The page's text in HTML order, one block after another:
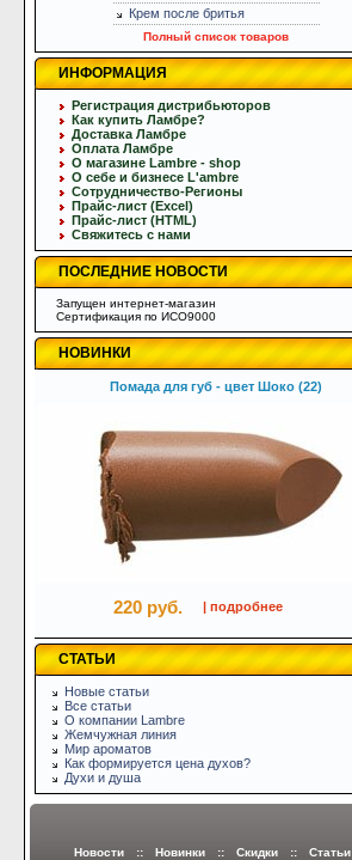
Крем после бритья
Полный список товаров
ИНФОРМАЦИЯ
Регистрация дистрибьюторов
Как купить Ламбре?
Доставка Ламбре
Оплата Ламбре
О магазине Lambre - shop
О себе и бизнесе L'ambre
Сотрудничество-Регионы
Прайс-лист (Excel)
Прайс-лист (HTML)
Свяжитесь с нами
ПОСЛЕДНИЕ НОВОСТИ
Запущен интернет-магазин
Сертификация по ИСО9000
НОВИНКИ
Помада для губ - цвет Шоко (22)
220 руб. | подробнее
СТАТЬИ
Новые статьи
Все статьи
О компании Lambre
Жемчужная линия
Мир ароматов
Как формируется цена духов?
Духи и душа
Новости :: Новинки :: Скидки :: Статьи